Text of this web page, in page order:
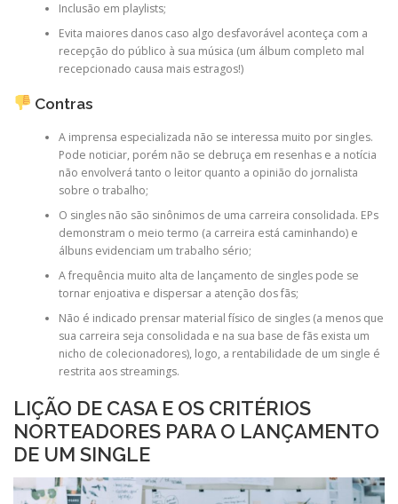
Inclusão em playlists;
Evita maiores danos caso algo desfavorável aconteça com a
recepção do público à sua música (um álbum completo mal
recepcionado causa mais estragos!)
Contras
A imprensa especializada não se interessa muito por singles.
Pode noticiar, porém não se debruça em resenhas e a notícia
não envolverá tanto o leitor quanto a opinião do jornalista
sobre o trabalho;
O singles não são sinônimos de uma carreira consolidada. EPs
demonstram o meio termo (a carreira está caminhando) e
álbuns evidenciam um trabalho sério;
A frequência muito alta de lançamento de singles pode se
tornar enjoativa e dispersar a atenção dos fãs;
Não é indicado prensar material físico de singles (a menos que
sua carreira seja consolidada e na sua base de fãs exista um
nicho de colecionadores), logo, a rentabilidade de um single é
restrita aos streamings.
LIÇÃO DE CASA E OS CRITÉRIOS
NORTEADORES PARA O LANÇAMENTO
DE UM SINGLE